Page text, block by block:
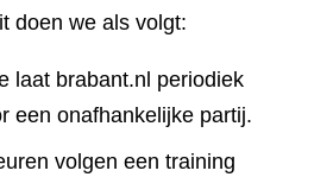
doen we als volgt:
laat brabant.nl periodiek
een onafhankelijke partij.
volgen een training